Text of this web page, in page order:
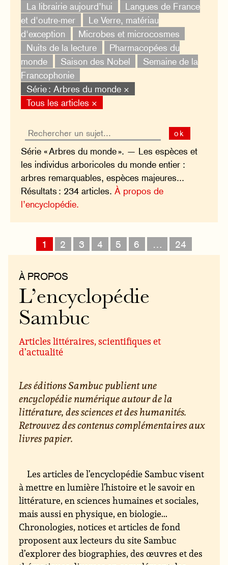
La librairie aujourd’hui
Langues de France
et d'outre-mer
Le Verre, matériau
d'exception
Microbes et microcosmes
Nuits de la lecture
Pharmacopées du
monde
Saison des Nobel
Semaine de la
Francophonie
Série : Arbres du monde ×
Tous les articles ×
ok
Série « Arbres du monde ». — Les espèces et
les individus arboricoles du monde entier :
arbres remarquables, espèces majeures...
Résultats : 234 articles.À propos de
l’encyclopédie.
1 2 3 4 5 6 … 24
À PROPOS
L’encyclopédie
Sambuc
Articles littéraires, scientifiques et
d’actualité
Les éditions Sambuc publient une
encyclopédie numérique autour de la
littérature, des sciences et des humanités.
Retrouvez des contenus complémentaires aux
livres papier.
Les articles de l’encyclopédie Sambuc visent
à mettre en lumière l’histoire et le savoir en
littérature, en sciences humaines et sociales,
mais aussi en physique, en biologie...
Chronologies, notices et articles de fond
proposent aux lecteurs du site Sambuc
d’explorer des biographies, des œuvres et des